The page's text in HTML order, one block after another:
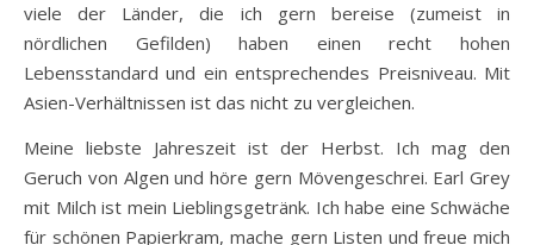
viele der Länder, die ich gern bereise (zumeist in
nördlichen Gefilden) haben einen recht hohen
Lebensstandard und ein entsprechendes Preisniveau. Mit
Asien-Verhältnissen ist das nicht zu vergleichen.
Meine liebste Jahreszeit ist der Herbst. Ich mag den
Geruch von Algen und höre gern Mövengeschrei. Earl Grey
mit Milch ist mein Lieblingsgetränk. Ich habe eine Schwäche
für schönen Papierkram, mache gern Listen und freue mich